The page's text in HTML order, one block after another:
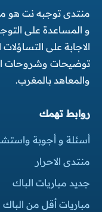
منتدى توجبه نت هو
و المساعدة على
الاجابة على
توضيحات وشروحات
والمعاهد بالمغرب.
روابط تهمك
أسئلة و أجوبة
منتدى الاحرار
جديد مباريات الباك
مباريات أقل من الباك